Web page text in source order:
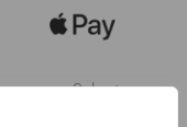
Sukurta: